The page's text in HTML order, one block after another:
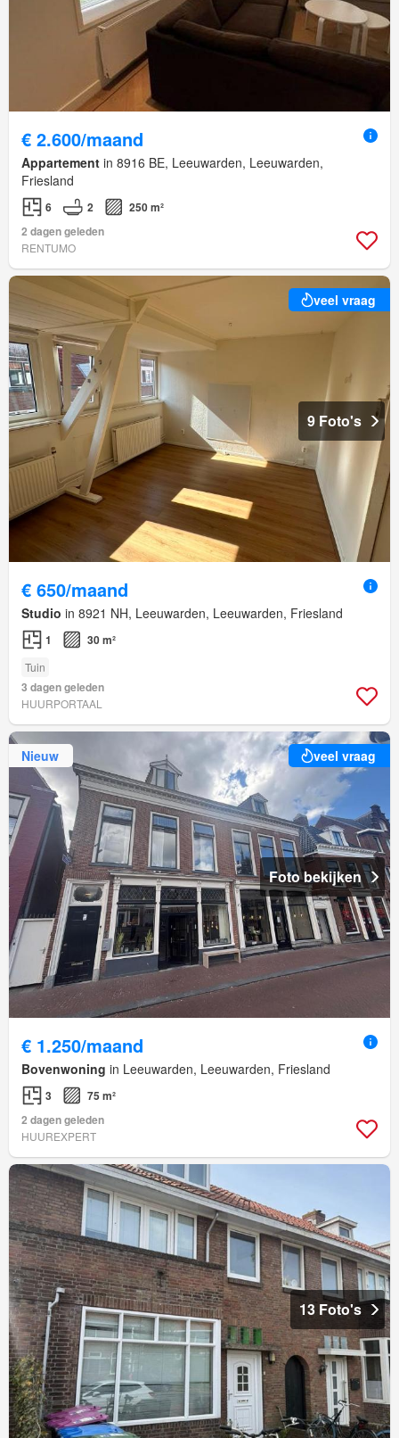
€ 2.600/maand
Appartement in 8916 BE, Leeuwarden, Leeuwarden,
Friesland
6 2
250 m²
2 dagen geleden
RENTUMO
veel vraag
9 Foto's
€ 650/maand
Studio in 8921 NH, Leeuwarden, Leeuwarden, Friesland
1 30 m²
Tuin
3 dagen geleden
HUURPORTAAL
Nieuw veel vraag
Foto bekijken
€ 1.250/maand
Bovenwoning in Leeuwarden, Leeuwarden, Friesland
3
75 m²
2 dagen geleden
HUUREXPERT
13 Foto's